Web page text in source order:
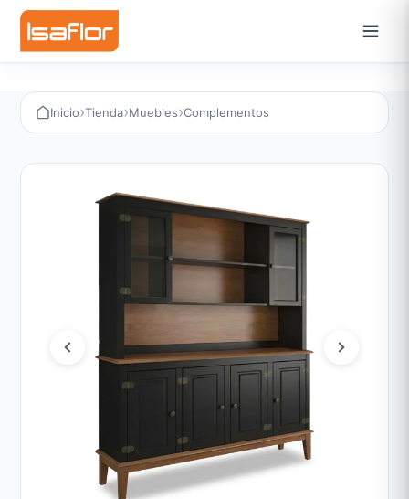
Inicio›Tienda›Muebles›Complementos